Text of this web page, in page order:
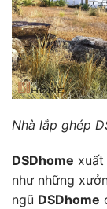
Nhà lắp ghép
DSDhome
như những
ngũ DSDhome